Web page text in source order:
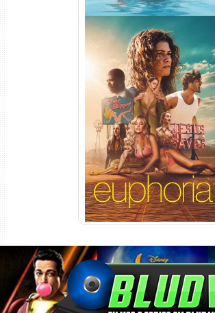
Euphoria 3ª Temporada
Torrent (2026) WEB-DL
Dual Áudio